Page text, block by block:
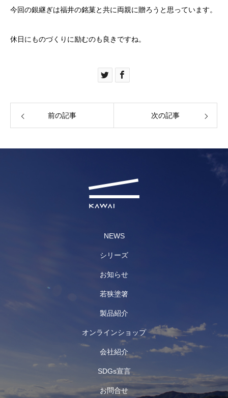
今回の銀継ぎは福井の銘菓と共に両親に贈ろうと思っています。
休日にものづくりに励むのも良きですね。
前の記事 次の記事
NEWS
シリーズ
お知らせ
若狭塗箸
製品紹介
オンラインショップ
会社紹介
SDGs宣言
お問合せ